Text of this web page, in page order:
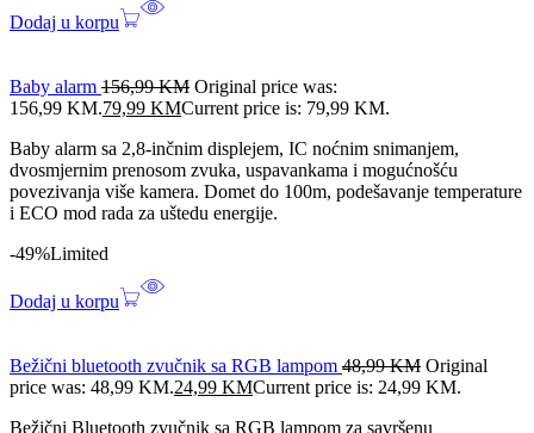
Dodaj u korpu
Baby alarm 156,99KM Original price was:
156,99 KM.79,99 KMCurrent price is: 79,99 KM.
Baby alarm sa 2,8-inčnim displejem, IC noćnim snimanjem,
dvosmjernim prenosom zvuka, uspavankama i mogućnošću
povezivanja više kamera. Domet do 100m, podešavanje temperature
i ECO mod rada za uštedu energije.
-49%Limited
Dodaj u korpu
Bežični bluetooth zvučnik sa RGB lampom 48,99KM Original
price was: 48,99 KM.24,99 KMCurrent price is: 24,99 KM.
Bežični Bluetooth zvučnik sa RGB lampom za savršenu